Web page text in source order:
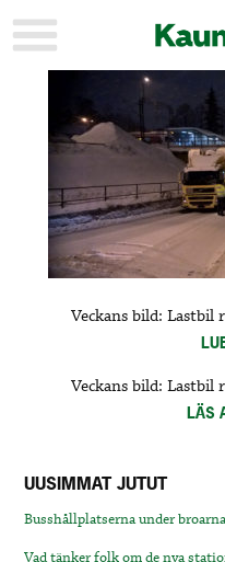
KAUPUNKI
AJANKOHTAISTA
KULTTUURI
HISTORIA
YLEINEN
MAINOSTAJILLE
Veckans bild: Lastbil
Veckans bild: Lastbil
LÄS
UUSIMMAT JUTUT
Busshållplatserna under
Vad tänker folk om de nya